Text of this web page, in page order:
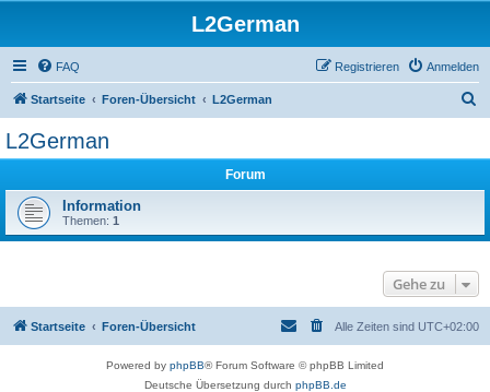
L2German
FAQ Anmelden
Registrieren
Startseite Foren-Übersicht L2German
L2German
Forum
Information
Themen: 1
Gehe zu
Startseite Foren-Übersicht Alle Zeiten sind UTC+02:00
Powered by phpBB® Forum Software © phpBB Limited
Deutsche Übersetzung durch phpBB.de